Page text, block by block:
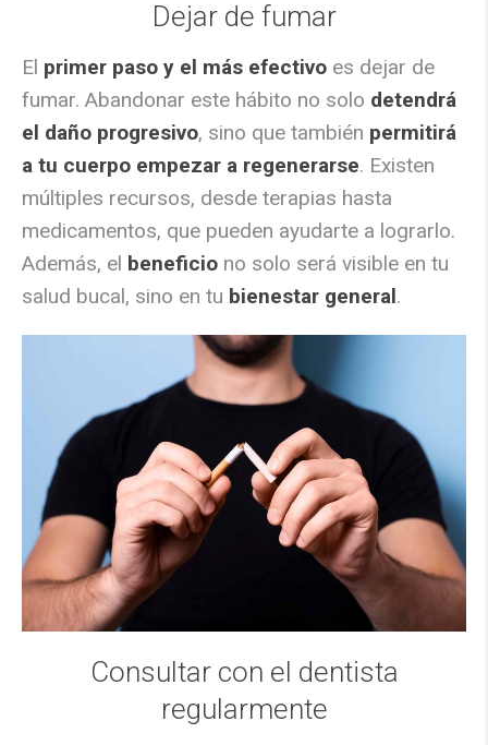
Dejar de fumar
El primer paso y el más efectivo es dejar de
fumar. Abandonar este hábito no solo detendrá
el daño progresivo, sino que también permitirá
a tu cuerpo empezar a regenerarse. Existen
múltiples recursos, desde terapias hasta
medicamentos, que pueden ayudarte a lograrlo.
Además, el beneficio no solo será visible en tu
salud bucal, sino en tu bienestar general.
Consultar con el dentista
regularmente